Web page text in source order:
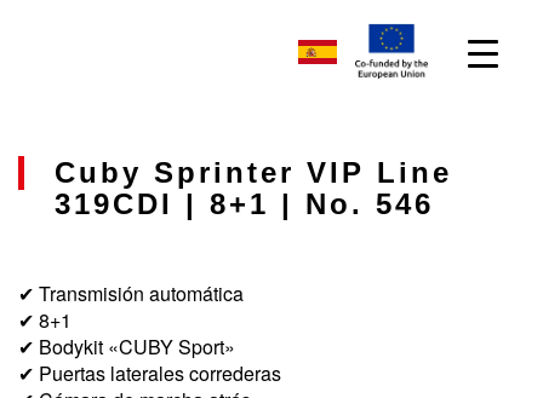
Cuby Sprinter VIP Line
319CDI | 8+1 | No. 546
✔ Transmisión automática
✔ 8+1
✔ Bodykit «CUBY Sport»
✔ Puertas laterales correderas